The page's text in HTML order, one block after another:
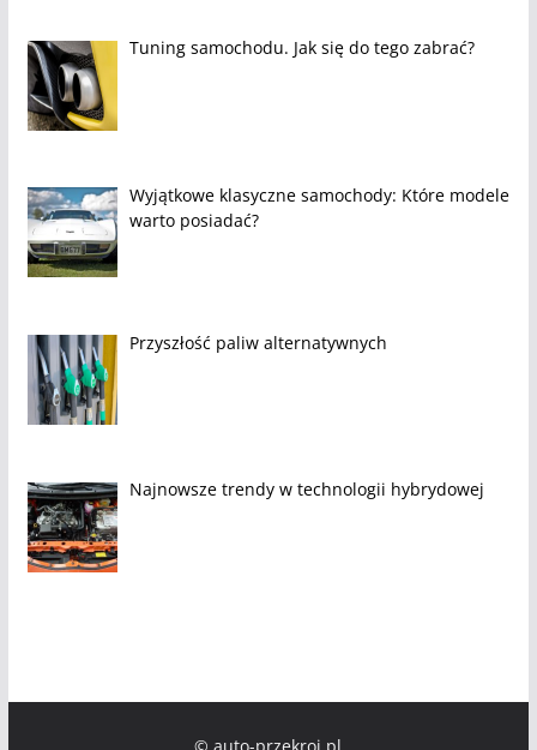
Tuning samochodu. Jak się do tego zabrać?
Wyjątkowe klasyczne samochody: Które modele
warto posiadać?
Przyszłość paliw alternatywnych
Najnowsze trendy w technologii hybrydowej